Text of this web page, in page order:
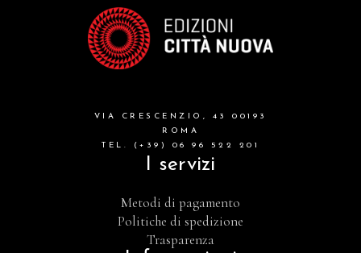
VIA CRESCENZIO, 43 00193
ROMA
TEL. (+39) 06 96 522 201
I servizi
Metodi di pagamento
Politiche di spedizione
Trasparenza